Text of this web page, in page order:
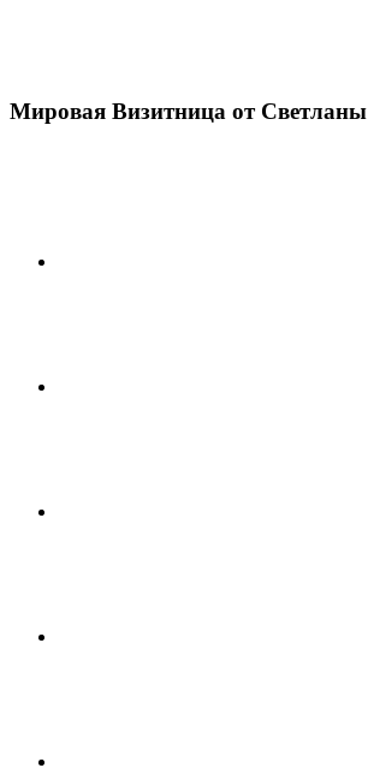
Мировая Визитница от Светланы